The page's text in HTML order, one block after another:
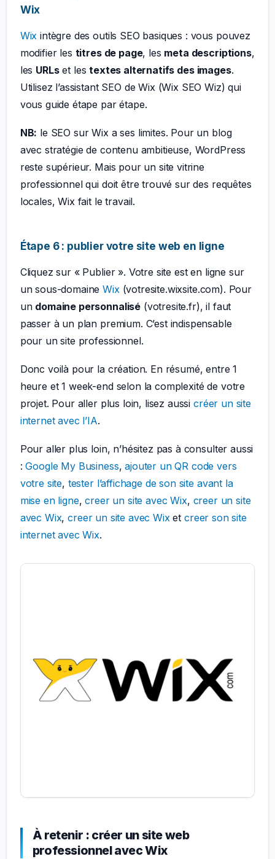
Wix
Wix intègre des outils SEO basiques : vous pouvez
modifier les titres de page, les meta descriptions,
les URLset lestextes alternatifs des images.
Utilisez l’assistant SEO de Wix (Wix SEO Wiz) qui
vous guide étape par étape.
NB: le SEO sur Wix a ses limites. Pour un blog
avec stratégie de contenu ambitieuse, WordPress
reste supérieur. Mais pour un site vitrine
professionnel qui doit être trouvé sur des requêtes
locales, Wix fait le travail.
Étape 6 : publier votre site web en ligne
Cliquez sur « Publier ». Votre site est en ligne sur
un sous-domaineWix(votresite.wixsite.com). Pour
un domaine personnalisé (votresite.fr), il faut
passer à un plan premium. C’est indispensable
pour un site professionnel.
Donc voilà pour la création. En résumé, entre 1
heure et 1 week-end selon la complexité de votre
projet. Pour aller plus loin, lisez aussi créer un site
internet avec l’IA.
Pour aller plus loin, n’hésitez pas à consulter aussi
:Google My Business,ajouter un QR code vers
votre site, tester l’affichage de son site avant la
mise en ligne,creer un site avec Wix, creer un site
avec Wix,creer un site avec Wixet creer son site
internet avec Wix.
À retenir : créer un site web
professionnel avec Wix